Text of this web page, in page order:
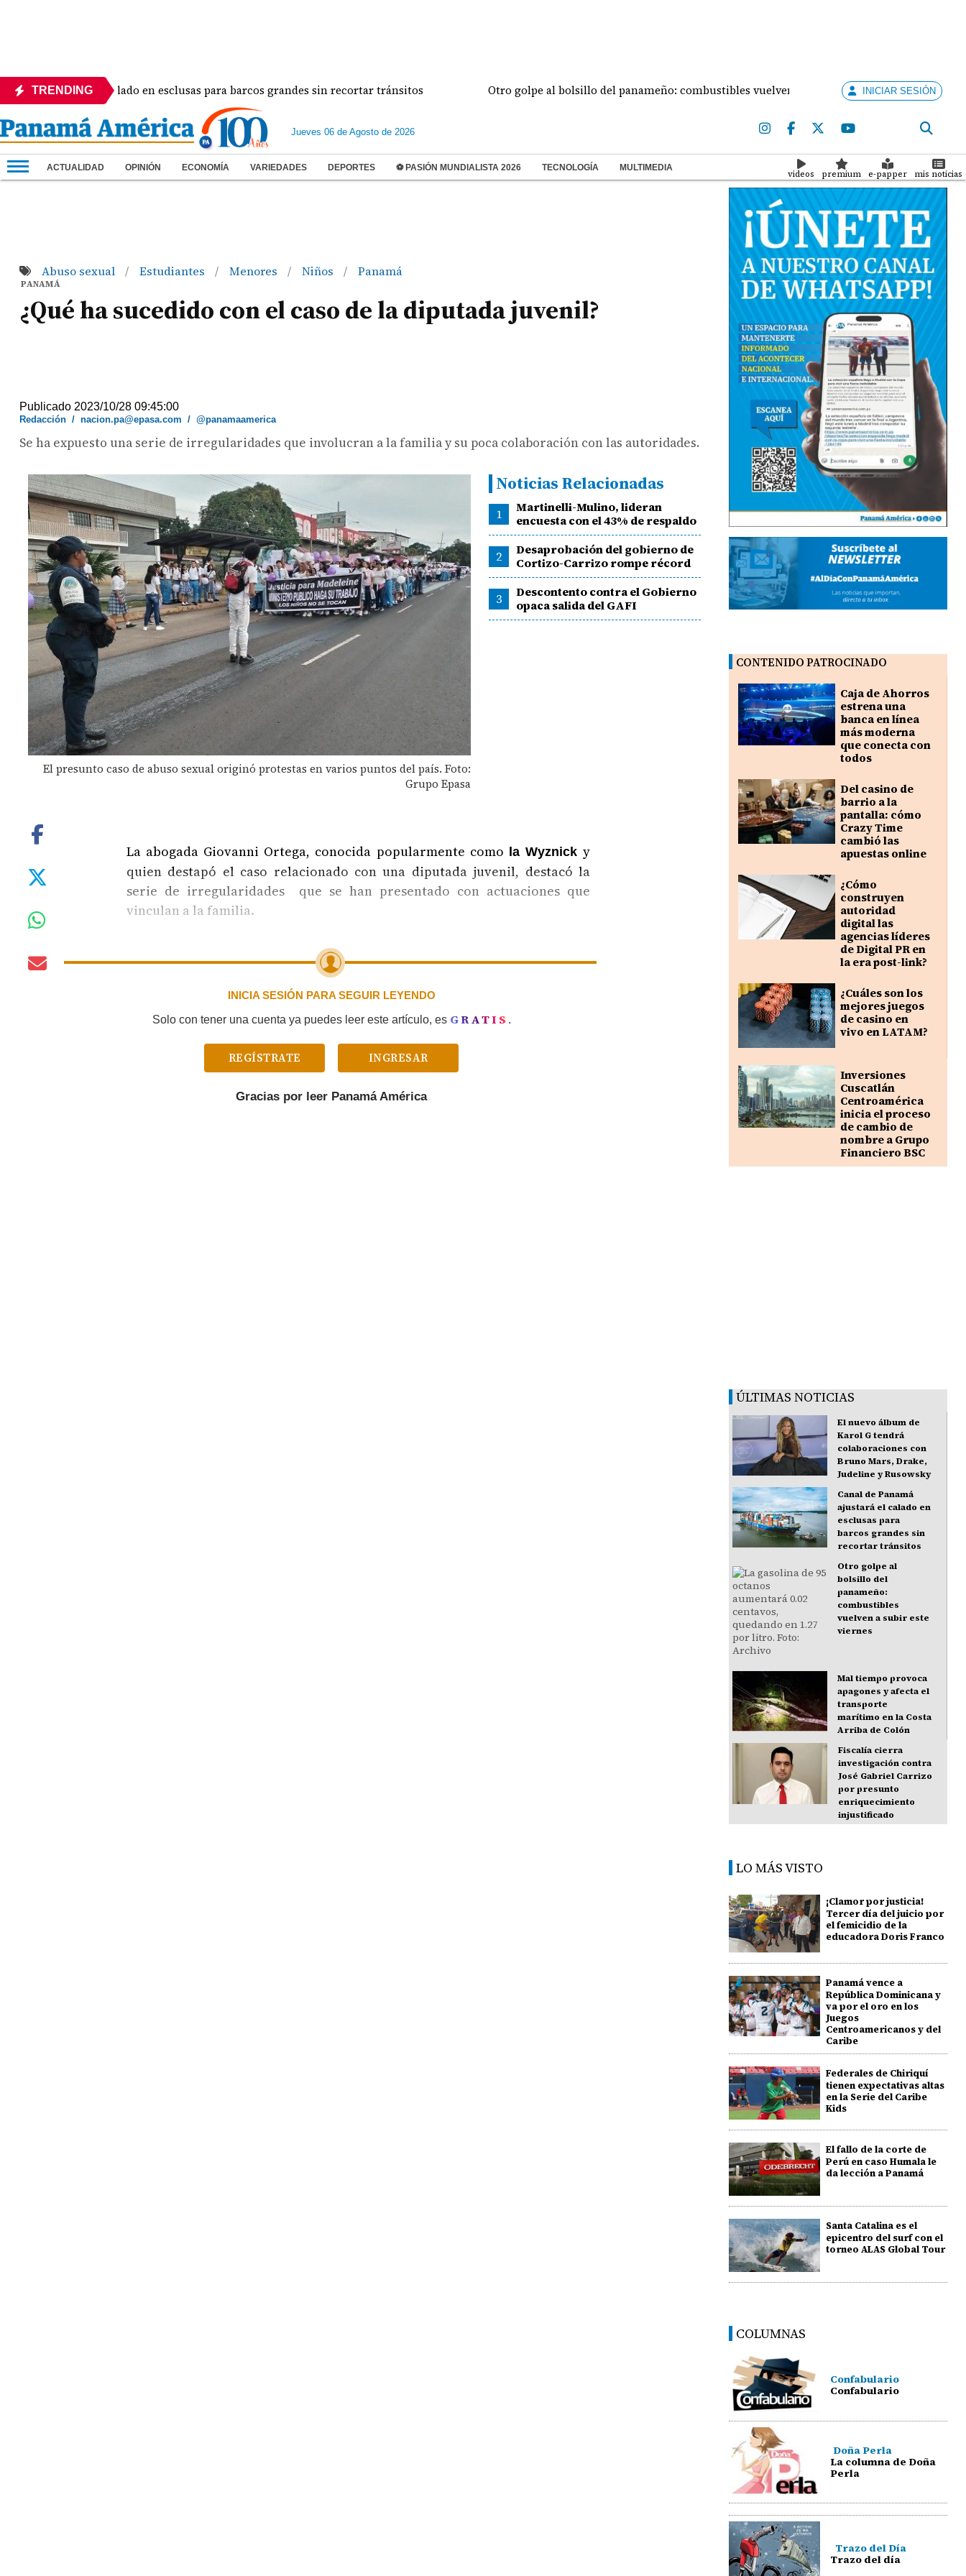
TRENDING
ajustará el calado en esclusas para barcos grandes sin recortar tránsitos Otro golpe al bolsillo del panameño: combustibles vuelven a subir este viernes Mal
INICIAR SESIÓN
Jueves 06 de Agosto de 2026
ACTUALIDAD OPINIÓN ECONOMÍA VARIEDADES DEPORTES ⚽ PASIÓN MUNDIALISTA 2026 TECNOLOGÍA MULTIMEDIA
videos premium e-papper mis noticias
Abuso sexual / Estudiantes / Menores / Niños / Panamá
PANAMÁ
¿Qué ha sucedido con el caso de la diputada juvenil?
Publicado 2023/10/28 09:45:00
Redacción /nacion.pa@epasa.com /@panamaamerica
Se ha expuesto una serie de irregularidades que involucran a la familia y su poca colaboración con las autoridades.
El presunto caso de abuso sexual originó protestas en varios puntos del país. Foto:
Grupo Epasa
Noticias Relacionadas
1
Martinelli-Mulino, lideran
encuesta con el 43% de respaldo
2
Desaprobación del gobierno de
Cortizo-Carrizo rompe récord
3
Descontento contra el Gobierno
opaca salida del GAFI
La abogada Giovanni Ortega, conocida popularmente como la Wyznicky
quien destapó el caso relacionado con una diputada juvenil, destacó la
serie de irregularidades que se han presentado con actuaciones que
vinculan a la familia.
INICIA SESIÓN PARA SEGUIR LEYENDO
Solo con tener una cuenta ya puedes leer este artículo, es GRATIS .
REGÍSTRATE INGRESAR
Gracias por leer Panamá América
CONTENIDO PATROCINADO
Caja de Ahorros
estrena una
banca en línea
más moderna
que conecta con
todos
Del casino de
barrio a la
pantalla: cómo
Crazy Time
cambió las
apuestas online
¿Cómo
construyen
autoridad
digital las
agencias líderes
de Digital PR en
la era post-link?
¿Cuáles son los
mejores juegos
de casino en
vivo en LATAM?
Inversiones
Cuscatlán
Centroamérica
inicia el proceso
de cambio de
nombre a Grupo
Financiero BSC
ÚLTIMAS NOTICIAS
El nuevo álbum de
Karol G tendrá
colaboraciones con
Bruno Mars, Drake,
Judeline y Rusowsky
Canal de Panamá
ajustará el calado en
esclusas para
barcos grandes sin
recortar tránsitos
Otro golpe al
bolsillo del
panameño:
combustibles
vuelven a subir este
viernes
Mal tiempo provoca
apagones y afecta el
transporte
marítimo en la Costa
Arriba de Colón
Fiscalía cierra
investigación contra
José Gabriel Carrizo
por presunto
enriquecimiento
injustificado
LO MÁS VISTO
¡Clamor por justicia!
Tercer día del juicio por
el femicidio de la
educadora Doris Franco
Panamá vence a
República Dominicana y
va por el oro en los
Juegos
Centroamericanos y del
Caribe
Federales de Chiriquí
tienen expectativas altas
en la Serie del Caribe
Kids
El fallo de la corte de
Perú en caso Humala le
da lección a Panamá
Santa Catalina es el
epicentro del surf con el
torneo ALAS Global Tour
COLUMNAS
Confabulario
Confabulario
Doña Perla
La columna de Doña
Perla
Trazo del Día
Trazo del día